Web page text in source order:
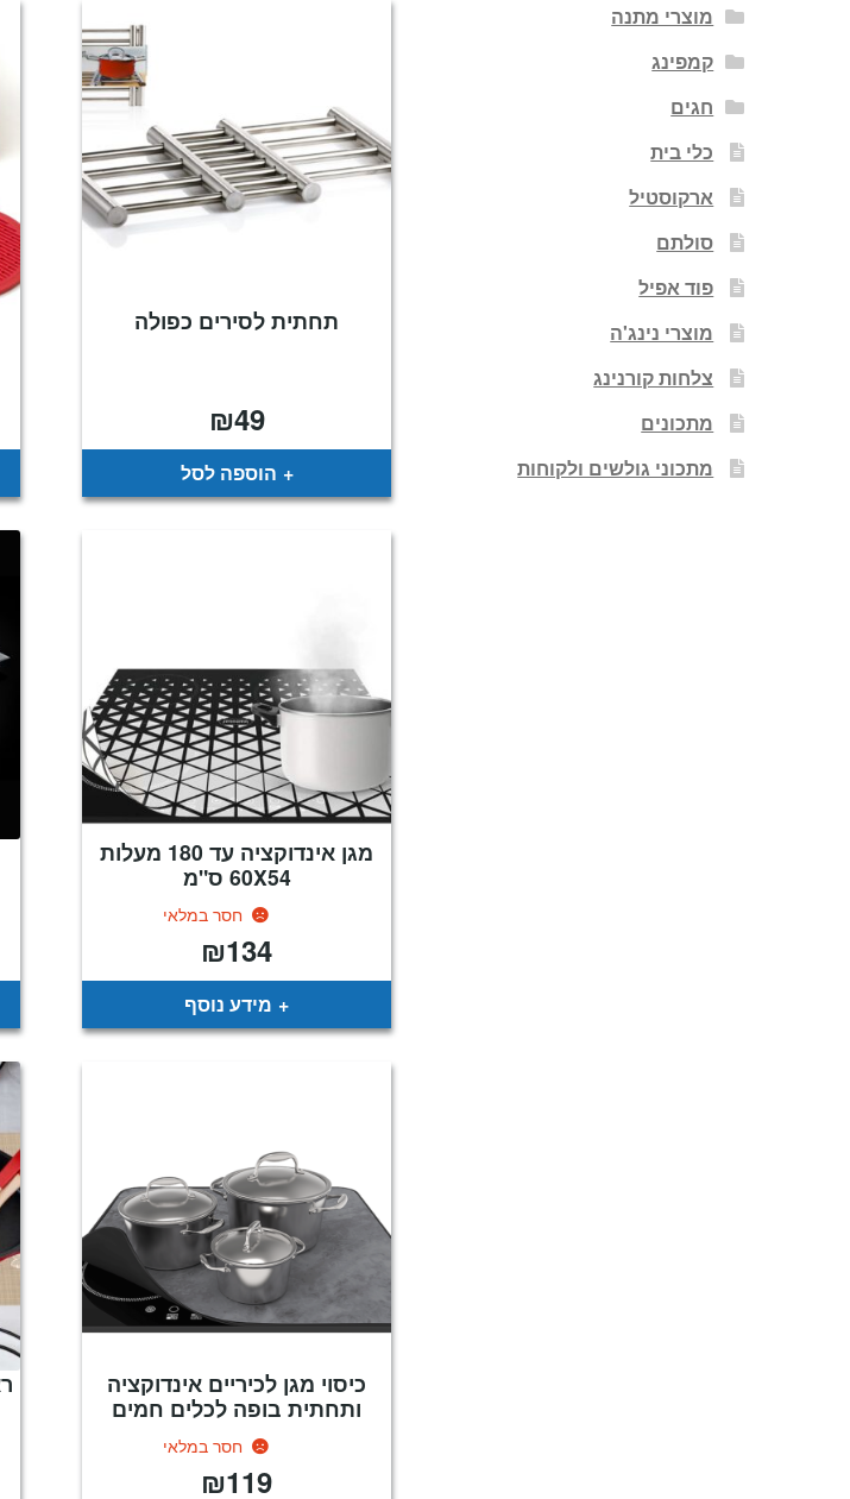
תחתית לסירים כפולה
₪49
הוספה לסל
מגן אינדוקציה עד 180 מעלות
60X54 ס"מ
חסר במלאי
₪134
מידע נוסף
כיסוי מגן לכיריים אינדוקציה
ותחתית בופה לכלים חמים
חסר במלאי
₪119
מוצרי מתנה
קמפינג
חגים
כלי בית
ארקוסטיל
סולתם
פוד אפיל
מוצרי נינג'ה
צלחות קורנינג
מתכונים
מתכוני גולשים ולקוחות